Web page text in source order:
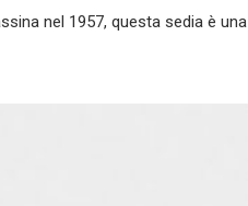
nel 1957, questa sedia è una